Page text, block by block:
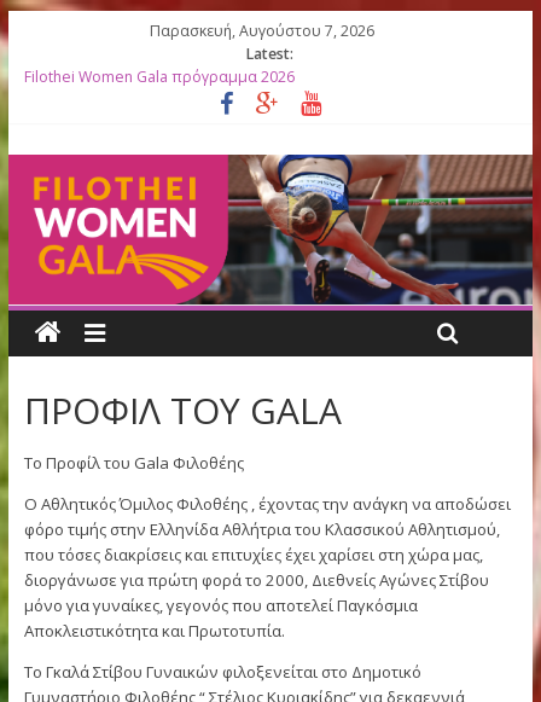
Παρασκευή, Αυγούστου 7, 2026
Latest:
Filothei Women Gala πρόγραμμα 2026
27ο Filothei Women Gala: Ο απολογισμός μιας σπουδαίας
Filothei Women Gala ΑΠΟΤΕΛΕΣΜΑΤΑ
ΛΙΣΤΕΣ ΕΚΚΙΝΗΣΗΣ 2026
Κορυφαίες Ελληνίδες Ολυμπιονίκες βραβεύονται στο 27ο
Women Gala
ΠΡΟΦΙΛ ΤΟΥ GALA
Το Προφίλ του Gala Φιλοθέης
Ο Αθλητικός Όμιλος Φιλοθέης , έχοντας την ανάγκη να
φόρο τιμής στην Ελληνίδα Αθλήτρια του Κλασσικού
που τόσες διακρίσεις και επιτυχίες έχει χαρίσει στη χώρα
διοργάνωσε για πρώτη φορά το 2000, Διεθνείς Αγώνες
μόνο για γυναίκες, γεγονός που αποτελεί Παγκόσμια